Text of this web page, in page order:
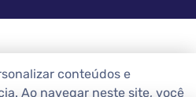
conteúdos e
Ao navegar neste site, você